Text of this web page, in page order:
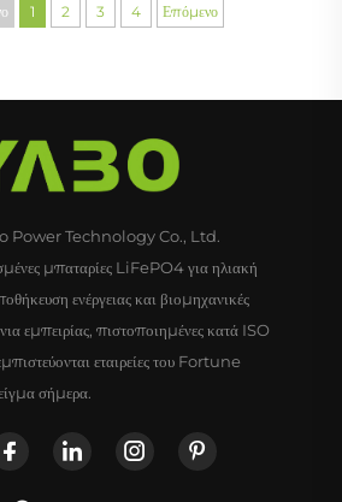
1 2 3 4 Επόμενο
Power Technology Co., Ltd.
μπαταρίες LiFePO4 για ηλιακή
ενέργειας και βιομηχανικές
εμπειρίας, πιστοποιημένες κατά ISO
εταιρείες του Fortune
σήμερα.